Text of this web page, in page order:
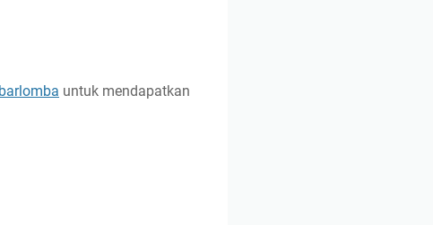
untuk mendapatkan